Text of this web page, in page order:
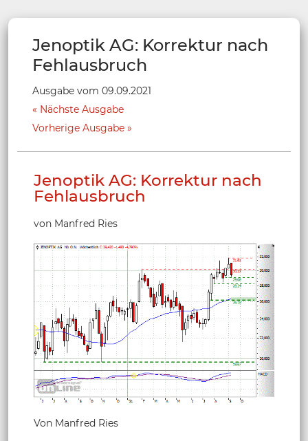
Jenoptik AG: Korrektur nach
Fehlausbruch
Ausgabe vom 09.09.2021
Nächste Ausgabe
Vorherige Ausgabe
Jenoptik AG: Korrektur nach
Fehlausbruch
von Manfred Ries
Von Manfred Ries